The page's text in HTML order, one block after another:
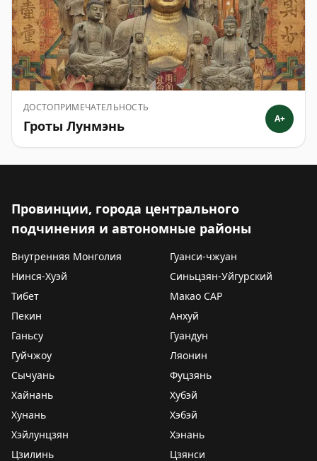
ДОСТОПРИМЕЧАТЕЛЬНОСТЬ
Гроты Лунмэнь A+
Провинции, города центрального
подчинения и автономные районы
Внутренняя Монголия
Гуанси-чжуан
Нинся-Хуэй
Синьцзян-Уйгурский
Тибет
Макао САР
Пекин
Анхуй
Ганьсу
Гуандун
Гуйчжоу
Ляонин
Сычуань
Фуцзянь
Хайнань
Хубэй
Хунань
Хэбэй
Хэйлунцзян
Хэнань
Цзилинь
Цзянси